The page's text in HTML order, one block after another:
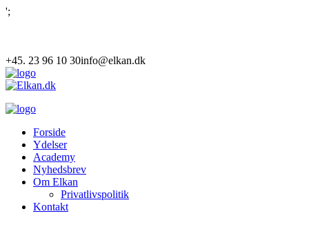
';
+45. 23 96 10 30info@elkan.dk
Forside
Ydelser
Academy
Nyhedsbrev
Om Elkan
Privatlivspolitik
Kontakt